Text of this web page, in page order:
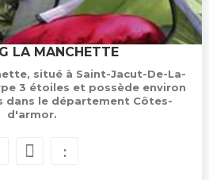
LA MANCHETTE
situé à Saint-Jacut-De-La-
3 étoiles et possède environ
dans le département Côtes-
d'armor.